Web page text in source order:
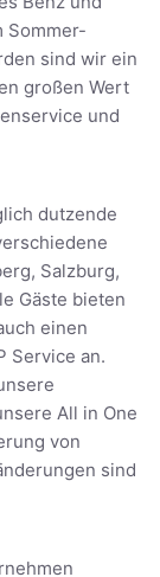
Sommer-
sind wir ein
großen Wert
und
dutzende
Salzburg,
Gäste bieten
einen
Service an.
All in One
von
sind